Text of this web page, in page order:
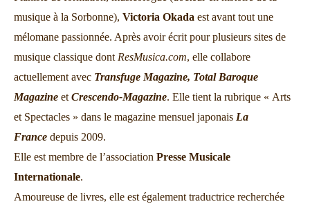
musique à la Sorbonne), Victoria Okada est avant tout une
mélomane passionnée. Après avoir écrit pour plusieurs sites de
musique classique dont ResMusica.com, elle collabore
actuellement avec Transfuge Magazine, Total Baroque
Magazine et Crescendo-Magazine. Elle tient la rubrique « Arts
et Spectacles » dans le magazine mensuel japonais La
France depuis 2009.
Elle est membre de l’association Presse Musicale
Internationale.
Amoureuse de livres, elle est également traductrice recherchée